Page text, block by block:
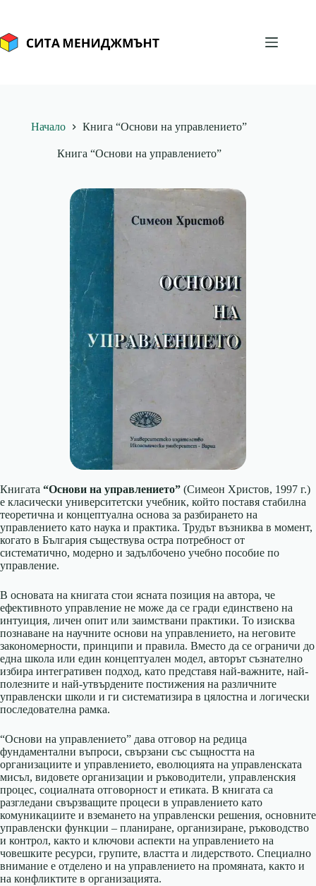
content
Начало Книга “Основи на управлението”
Книга “Основи на управлението”
Книгата “Основи на управлението” (Симеон Христов, 1997 г.)
е класически университетски учебник, който поставя стабилна
теоретична и концептуална основа за разбирането на
управлението като наука и практика. Трудът възниква в момент,
когато в България съществува остра потребност от
систематично, модерно и задълбочено учебно пособие по
управление.
В основата на книгата стои ясната позиция на автора, че
ефективното управление не може да се гради единствено на
интуиция, личен опит или заимствани практики. То изисква
познаване на научните основи на управлението, на неговите
закономерности, принципи и правила. Вместо да се ограничи до
една школа или един концептуален модел, авторът съзнателно
избира интегративен подход, като представя най-важните, най-
полезните и най-утвърдените постижения на различните
управленски школи и ги систематизира в цялостна и логически
последователна рамка.
“Основи на управлението” дава отговор на редица
фундаментални въпроси, свързани със същността на
организациите и управлението, еволюцията на управленската
мисъл, видовете организации и ръководители, управленския
процес, социалната отговорност и етиката. В книгата са
разгледани свързващите процеси в управлението като
комуникациите и вземането на управленски решения, основните
управленски функции – планиране, организиране, ръководство
и контрол, както и ключови аспекти на управлението на
човешките ресурси, групите, властта и лидерството. Специално
внимание е отделено и на управлението на промяната, както и
на конфликтите в организацията.